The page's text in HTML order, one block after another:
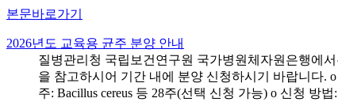
본문바로가기
2026년도 교육용 균주 분양 안내
질병관리청 국립보건연구원 국가병원체자원은행에
을 참고하시어 기간 내에 분양 신청하시기 바랍니다.
주: Bacillus cereus 등 28주(선택 신청 가능) o 신청